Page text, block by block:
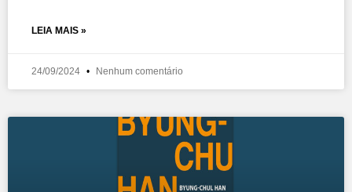
LEIA MAIS »
24/09/2024 Nenhum comentário